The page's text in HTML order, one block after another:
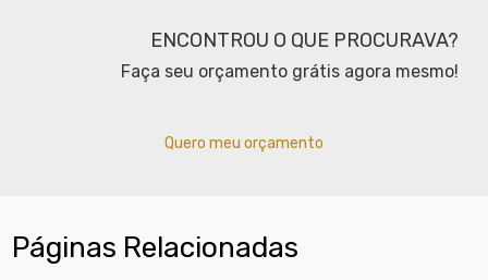
ENCONTROU O QUE PROCURAVA?
Faça seu orçamento grátis agora mesmo!
Quero meu orçamento
Páginas Relacionadas